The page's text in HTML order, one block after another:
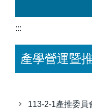
會議紀錄
產推委員會
:::
產學營運暨
113-2-1產推委員